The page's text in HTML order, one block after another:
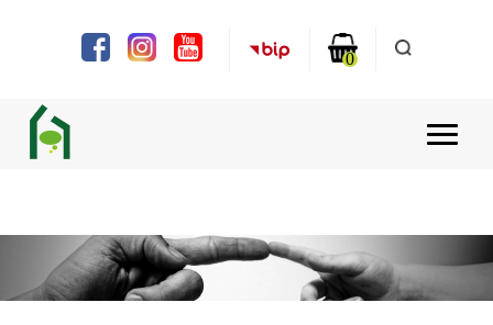
system
ułatwień
dostępu.
0
Strona główna
Aktualności